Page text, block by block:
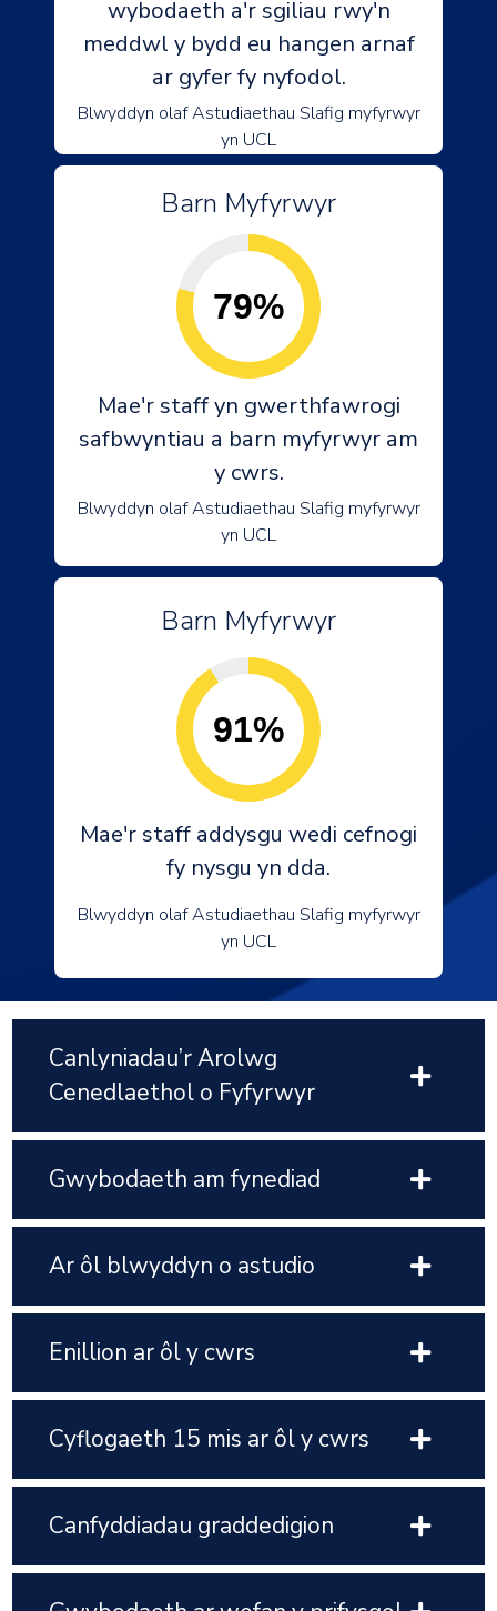
wybodaeth a'r sgiliau rwy'n
meddwl y bydd eu hangen arnaf
ar gyfer fy nyfodol.
Blwyddyn olaf Astudiaethau Slafig myfyrwyr
yn UCL
Barn Myfyrwyr
79%
Mae'r staff yn gwerthfawrogi
safbwyntiau a barn myfyrwyr am
y cwrs.
Blwyddyn olaf Astudiaethau Slafig myfyrwyr
yn UCL
Barn Myfyrwyr
91%
Mae'r staff addysgu wedi cefnogi
fy nysgu yn dda.
Blwyddyn olaf Astudiaethau Slafig myfyrwyr
yn UCL
Canlyniadau’r Arolwg
Cenedlaethol o Fyfyrwyr
Gwybodaeth am fynediad
Ar ôl blwyddyn o astudio
Enillion ar ôl y cwrs
Cyflogaeth 15 mis ar ôl y cwrs
Canfyddiadau graddedigion